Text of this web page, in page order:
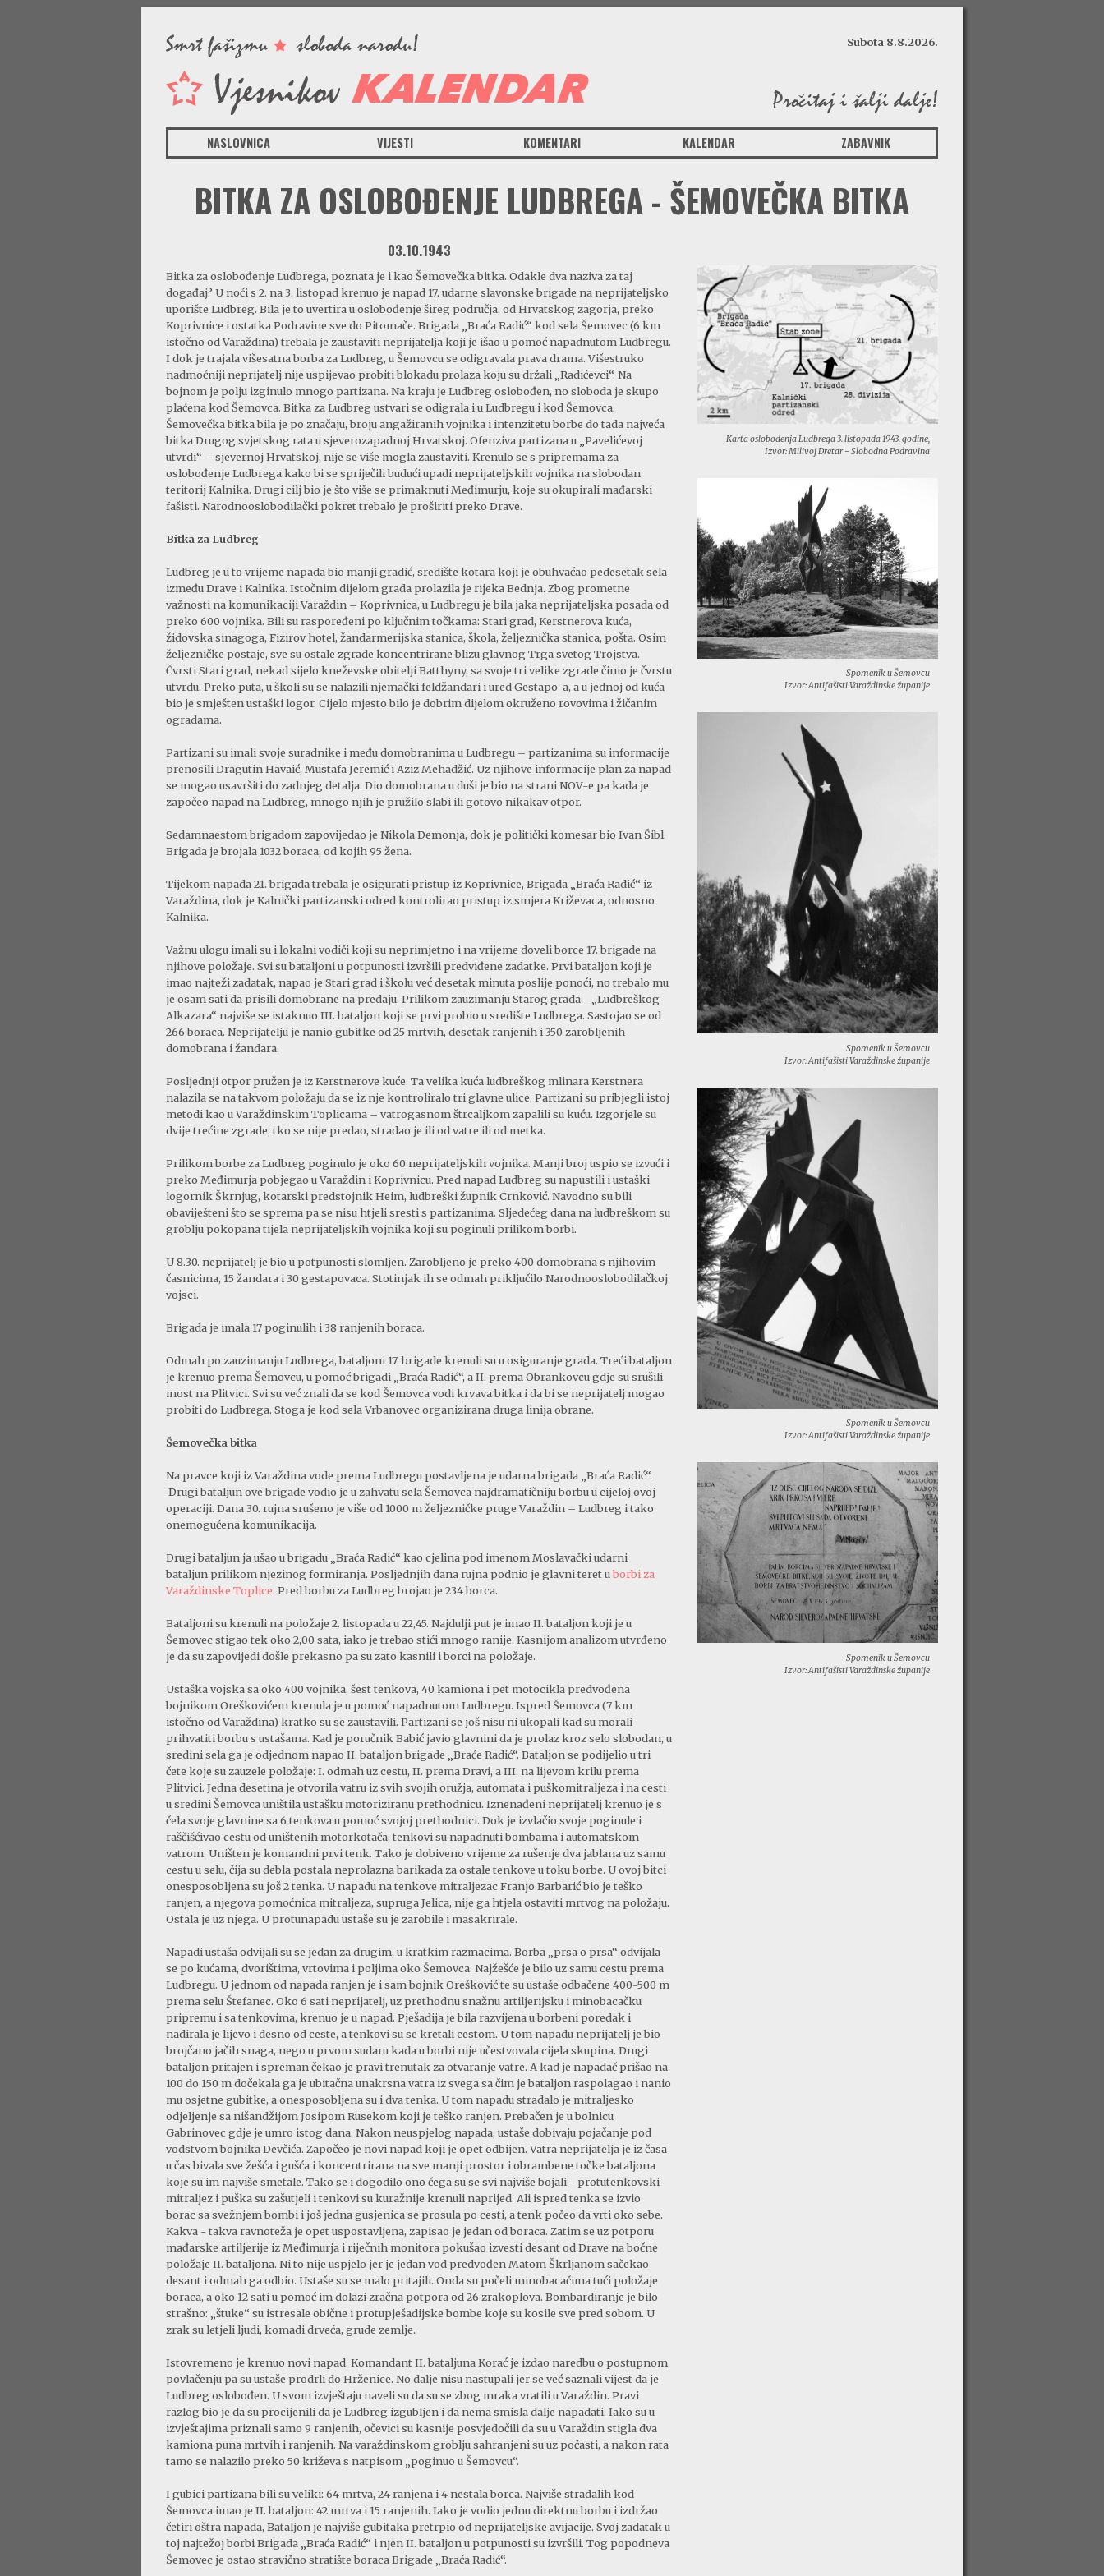
Subota 8.8.2026.
NASLOVNICA VIJESTI KOMENTARI KALENDAR ZABAVNIK
BITKA ZA OSLOBOĐENJE LUDBREGA - ŠEMOVEČKA BITKA
03.10.1943
Bitka za oslobođenje Ludbrega, poznata je i kao Šemovečka bitka. Odakle dva naziva za taj
događaj? U noći s 2. na 3. listopad krenuo je napad 17. udarne slavonske brigade na neprijateljsko
uporište Ludbreg. Bila je to uvertira u oslobođenje šireg područja, od Hrvatskog zagorja, preko
Koprivnice i ostatka Podravine sve do Pitomače. Brigada „Braća Radić“ kod sela Šemovec (6 km
istočno od Varaždina) trebala je zaustaviti neprijatelja koji je išao u pomoć napadnutom Ludbregu.
I dok je trajala višesatna borba za Ludbreg, u Šemovcu se odigravala prava drama. Višestruko
nadmoćniji neprijatelj nije uspijevao probiti blokadu prolaza koju su držali „Radićevci“. Na
bojnom je polju izginulo mnogo partizana. Na kraju je Ludbreg oslobođen, no sloboda je skupo
plaćena kod Šemovca. Bitka za Ludbreg ustvari se odigrala i u Ludbregu i kod Šemovca.
Šemovečka bitka bila je po značaju, broju angažiranih vojnika i intenzitetu borbe do tada najveća
bitka Drugog svjetskog rata u sjeverozapadnoj Hrvatskoj. Ofenziva partizana u „Pavelićevoj
utvrdi“ – sjevernoj Hrvatskoj, nije se više mogla zaustaviti. Krenulo se s pripremama za
oslobođenje Ludbrega kako bi se spriječili budući upadi neprijateljskih vojnika na slobodan
teritorij Kalnika. Drugi cilj bio je što više se primaknuti Međimurju, koje su okupirali mađarski
fašisti. Narodnooslobodilački pokret trebalo je proširiti preko Drave.
Bitka za Ludbreg
Ludbreg je u to vrijeme napada bio manji gradić, središte kotara koji je obuhvaćao pedesetak sela
između Drave i Kalnika. Istočnim dijelom grada prolazila je rijeka Bednja. Zbog prometne
važnosti na komunikaciji Varaždin – Koprivnica, u Ludbregu je bila jaka neprijateljska posada od
preko 600 vojnika. Bili su raspoređeni po ključnim točkama: Stari grad, Kerstnerova kuća,
židovska sinagoga, Fizirov hotel, žandarmerijska stanica, škola, željeznička stanica, pošta. Osim
željezničke postaje, sve su ostale zgrade koncentrirane blizu glavnog Trga svetog Trojstva.
Čvrsti Stari grad, nekad sijelo kneževske obitelji Batthyny, sa svoje tri velike zgrade činio je čvrstu
utvrdu. Preko puta, u školi su se nalazili njemački feldžandari i ured Gestapo-a, a u jednoj od kuća
bio je smješten ustaški logor. Cijelo mjesto bilo je dobrim dijelom okruženo rovovima i žičanim
ogradama.
Partizani su imali svoje suradnike i među domobranima u Ludbregu – partizanima su informacije
prenosili Dragutin Havaić, Mustafa Jeremić i Aziz Mehadžić. Uz njihove informacije plan za napad
se mogao usavršiti do zadnjeg detalja. Dio domobrana u duši je bio na strani NOV-e pa kada je
započeo napad na Ludbreg, mnogo njih je pružilo slabi ili gotovo nikakav otpor.
Sedamnaestom brigadom zapovijedao je Nikola Demonja, dok je politički komesar bio Ivan Šibl.
Brigada je brojala 1032 boraca, od kojih 95 žena.
Tijekom napada 21. brigada trebala je osigurati pristup iz Koprivnice, Brigada „Braća Radić“ iz
Varaždina, dok je Kalnički partizanski odred kontrolirao pristup iz smjera Križevaca, odnosno
Kalnika.
Važnu ulogu imali su i lokalni vodiči koji su neprimjetno i na vrijeme doveli borce 17. brigade na
njihove položaje. Svi su bataljoni u potpunosti izvršili predviđene zadatke. Prvi bataljon koji je
imao najteži zadatak, napao je Stari grad i školu već desetak minuta poslije ponoći, no trebalo mu
je osam sati da prisili domobrane na predaju. Prilikom zauzimanju Starog grada - „Ludbreškog
Alkazara“ najviše se istaknuo III. bataljon koji se prvi probio u središte Ludbrega. Sastojao se od
266 boraca. Neprijatelju je nanio gubitke od 25 mrtvih, desetak ranjenih i 350 zarobljenih
domobrana i žandara.
Posljednji otpor pružen je iz Kerstnerove kuće. Ta velika kuća ludbreškog mlinara Kerstnera
nalazila se na takvom položaju da se iz nje kontroliralo tri glavne ulice. Partizani su pribjegli istoj
metodi kao u Varaždinskim Toplicama – vatrogasnom štrcaljkom zapalili su kuću. Izgorjele su
dvije trećine zgrade, tko se nije predao, stradao je ili od vatre ili od metka.
Prilikom borbe za Ludbreg poginulo je oko 60 neprijateljskih vojnika. Manji broj uspio se izvući i
preko Međimurja pobjegao u Varaždin i Koprivnicu. Pred napad Ludbreg su napustili i ustaški
logornik Škrnjug, kotarski predstojnik Heim, ludbreški župnik Crnković. Navodno su bili
obaviješteni što se sprema pa se nisu htjeli sresti s partizanima. Sljedećeg dana na ludbreškom su
groblju pokopana tijela neprijateljskih vojnika koji su poginuli prilikom borbi.
U 8.30. neprijatelj je bio u potpunosti slomljen. Zarobljeno je preko 400 domobrana s njihovim
časnicima, 15 žandara i 30 gestapovaca. Stotinjak ih se odmah priključilo Narodnooslobodilačkoj
vojsci.
Brigada je imala 17 poginulih i 38 ranjenih boraca.
Odmah po zauzimanju Ludbrega, bataljoni 17. brigade krenuli su u osiguranje grada. Treći bataljon
je krenuo prema Šemovcu, u pomoć brigadi „Braća Radić“, a II. prema Obrankovcu gdje su srušili
most na Plitvici. Svi su već znali da se kod Šemovca vodi krvava bitka i da bi se neprijatelj mogao
probiti do Ludbrega. Stoga je kod sela Vrbanovec organizirana druga linija obrane.
Šemovečka bitka
Na pravce koji iz Varaždina vode prema Ludbregu postavljena je udarna brigada „Braća Radić“.
Drugi bataljun ove brigade vodio je u zahvatu sela Šemovca najdramatičniju borbu u cijeloj ovoj
operaciji. Dana 30. rujna srušeno je više od 1000 m željezničke pruge Varaždin – Ludbreg i tako
onemogućena komunikacija.
Drugi bataljun ja ušao u brigadu „Braća Radić“ kao cjelina pod imenom Moslavački udarni
bataljun prilikom njezinog formiranja. Posljednjih dana rujna podnio je glavni teret uborbi za
Varaždinske Toplice. Pred borbu za Ludbreg brojao je 234 borca.
Bataljoni su krenuli na položaje 2. listopada u 22,45. Najdulji put je imao II. bataljon koji je u
Šemovec stigao tek oko 2,00 sata, iako je trebao stići mnogo ranije. Kasnijom analizom utvrđeno
je da su zapovijedi došle prekasno pa su zato kasnili i borci na položaje.
Ustaška vojska sa oko 400 vojnika, šest tenkova, 40 kamiona i pet motocikla predvođena
bojnikom Oreškovićem krenula je u pomoć napadnutom Ludbregu. Ispred Šemovca (7 km
istočno od Varaždina) kratko su se zaustavili. Partizani se još nisu ni ukopali kad su morali
prihvatiti borbu s ustašama. Kad je poručnik Babić javio glavnini da je prolaz kroz selo slobodan, u
sredini sela ga je odjednom napao II. bataljon brigade „Braće Radić“. Bataljon se podijelio u tri
čete koje su zauzele položaje: I. odmah uz cestu, II. prema Dravi, a III. na lijevom krilu prema
Plitvici. Jedna desetina je otvorila vatru iz svih svojih oružja, automata i puškomitraljeza i na cesti
u sredini Šemovca uništila ustašku motoriziranu prethodnicu. Iznenađeni neprijatelj krenuo je s
čela svoje glavnine sa 6 tenkova u pomoć svojoj prethodnici. Dok je izvlačio svoje poginule i
raščišćivao cestu od uništenih motorkotača, tenkovi su napadnuti bombama i automatskom
vatrom. Uništen je komandni prvi tenk. Tako je dobiveno vrijeme za rušenje dva jablana uz samu
cestu u selu, čija su debla postala neprolazna barikada za ostale tenkove u toku borbe. U ovoj bitci
onesposobljena su još 2 tenka. U napadu na tenkove mitraljezac Franjo Barbarić bio je teško
ranjen, a njegova pomoćnica mitraljeza, supruga Jelica, nije ga htjela ostaviti mrtvog na položaju.
Ostala je uz njega. U protunapadu ustaše su je zarobile i masakrirale.
Napadi ustaša odvijali su se jedan za drugim, u kratkim razmacima. Borba „prsa o prsa“ odvijala
se po kućama, dvorištima, vrtovima i poljima oko Šemovca. Najžešće je bilo uz samu cestu prema
Ludbregu. U jednom od napada ranjen je i sam bojnik Orešković te su ustaše odbačene 400-500 m
prema selu Štefanec. Oko 6 sati neprijatelj, uz prethodnu snažnu artiljerijsku i minobacačku
pripremu i sa tenkovima, krenuo je u napad. Pješadija je bila razvijena u borbeni poredak i
nadirala je lijevo i desno od ceste, a tenkovi su se kretali cestom. U tom napadu neprijatelj je bio
brojčano jačih snaga, nego u prvom sudaru kada u borbi nije učestvovala cijela skupina. Drugi
bataljon pritajen i spreman čekao je pravi trenutak za otvaranje vatre. A kad je napadač prišao na
100 do 150 m dočekala ga je ubitačna unakrsna vatra iz svega sa čim je bataljon raspolagao i nanio
mu osjetne gubitke, a onesposobljena su i dva tenka. U tom napadu stradalo je mitraljesko
odjeljenje sa nišandžijom Josipom Rusekom koji je teško ranjen. Prebačen je u bolnicu
Gabrinovec gdje je umro istog dana. Nakon neuspjelog napada, ustaše dobivaju pojačanje pod
vodstvom bojnika Devčića. Započeo je novi napad koji je opet odbijen. Vatra neprijatelja je iz časa
u čas bivala sve žešća i gušća i koncentrirana na sve manji prostor i obrambene točke bataljona
koje su im najviše smetale. Tako se i dogodilo ono čega su se svi najviše bojali - protutenkovski
mitraljez i puška su zašutjeli i tenkovi su kuražnije krenuli naprijed. Ali ispred tenka se izvio
borac sa svežnjem bombi i još jedna gusjenica se prosula po cesti, a tenk počeo da vrti oko sebe.
Kakva - takva ravnoteža je opet uspostavljena, zapisao je jedan od boraca. Zatim se uz potporu
mađarske artiljerije iz Međimurja i riječnih monitora pokušao izvesti desant od Drave na bočne
položaje II. bataljona. Ni to nije uspjelo jer je jedan vod predvođen Matom Škrljanom sačekao
desant i odmah ga odbio. Ustaše su se malo pritajili. Onda su počeli minobacačima tući položaje
boraca, a oko 12 sati u pomoć im dolazi zračna potpora od 26 zrakoplova. Bombardiranje je bilo
strašno: „štuke“ su istresale obične i protupješadijske bombe koje su kosile sve pred sobom. U
zrak su letjeli ljudi, komadi drveća, grude zemlje.
Istovremeno je krenuo novi napad. Komandant II. bataljuna Korać je izdao naredbu o postupnom
povlačenju pa su ustaše prodrli do Hrženice. No dalje nisu nastupali jer se već saznali vijest da je
Ludbreg oslobođen. U svom izvještaju naveli su da su se zbog mraka vratili u Varaždin. Pravi
razlog bio je da su procijenili da je Ludbreg izgubljen i da nema smisla dalje napadati. Iako su u
izvještajima priznali samo 9 ranjenih, očevici su kasnije posvjedočili da su u Varaždin stigla dva
kamiona puna mrtvih i ranjenih. Na varaždinskom groblju sahranjeni su uz počasti, a nakon rata
tamo se nalazilo preko 50 križeva s natpisom „poginuo u Šemovcu“.
I gubici partizana bili su veliki: 64 mrtva, 24 ranjena i 4 nestala borca. Najviše stradalih kod
Šemovca imao je II. bataljon: 42 mrtva i 15 ranjenih. Iako je vodio jednu direktnu borbu i izdržao
četiri oštra napada, Bataljon je najviše gubitaka pretrpio od neprijateljske avijacije. Svoj zadatak u
toj najtežoj borbi Brigada „Braća Radić“ i njen II. bataljon u potpunosti su izvršili. Tog popodneva
Šemovec je ostao stravično stratište boraca Brigade „Braća Radić“.
Karta oslobodenja Ludbrega 3. listopada 1943. godine,
Izvor: Milivoj Dretar - Slobodna Podravina
Spomenik u Šemovcu
Izvor: Antifašisti Varaždinske županije
Spomenik u Šemovcu
Izvor: Antifašisti Varaždinske županije
Spomenik u Šemovcu
Izvor: Antifašisti Varaždinske županije
Spomenik u Šemovcu
Izvor: Antifašisti Varaždinske županije